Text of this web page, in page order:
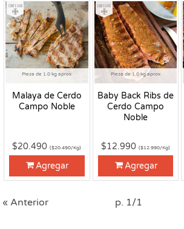
Pieza de 1.0 kg aprox
Malaya de Cerdo
Campo Noble
Congelado
$20.490($20.490/Kg)
Agregar
Pieza de 1.0 kg aprox
Baby Back Ribs de
Cerdo Campo
Noble
Congelado
$12.990 ($12.990/Kg)
Agregar
« Anterior p. 1/1